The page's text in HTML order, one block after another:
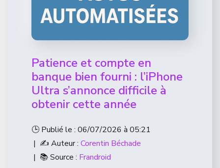
Patience et compte en
banque bien fourni : l’iPhone
Ultra s’annonce difficile à
obtenir cette année
🕒 Publié le : 06/07/2026 à 05:21
| ✍️ Auteur : Corentin Béchade
| 📚 Source : Frandroid